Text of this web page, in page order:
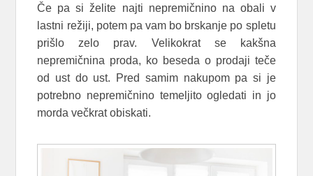
Če pa si želite najti nepremičnino na obali v
lastni režiji, potem pa vam bo brskanje po spletu
prišlo zelo prav. Velikokrat se kakšna
nepremičnina proda, ko beseda o prodaji teče
od ust do ust. Pred samim nakupom pa si je
potrebno nepremičnino temeljito ogledati in jo
morda večkrat obiskati.